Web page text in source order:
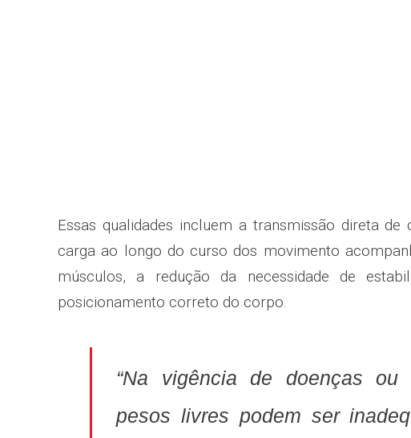
Essas qualidades incluem a transmissão direta de
carga ao longo do curso dos movimento
músculos, a redução da necessidade de
posicionamento correto do corpo.
“Na vigência de doenças ou
pesos livres podem ser